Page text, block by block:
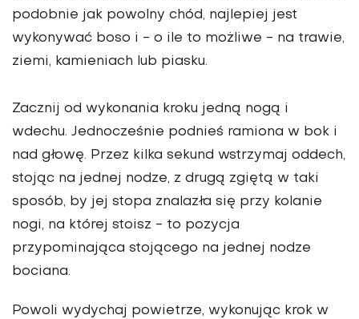
podobnie jak powolny chód, najlepiej jest
wykonywać boso i - o ile to możliwe - na trawie,
ziemi, kamieniach lub piasku.
Zacznij od wykonania kroku jedną nogą i
wdechu. Jednocześnie podnieś ramiona w bok i
nad głowę. Przez kilka sekund wstrzymaj oddech,
stojąc na jednej nodze, z drugą zgiętą w taki
sposób, by jej stopa znalazła się przy kolanie
nogi, na której stoisz - to pozycja
przypominająca stojącego na jednej nodze
bociana.
Powoli wydychaj powietrze, wykonując krok w